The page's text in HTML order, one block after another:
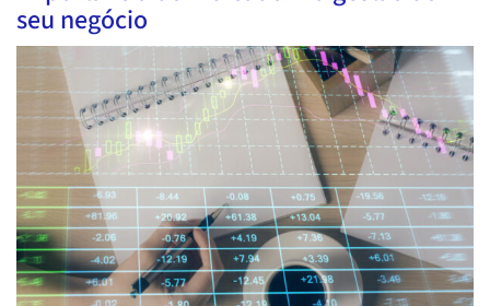
seu negócio